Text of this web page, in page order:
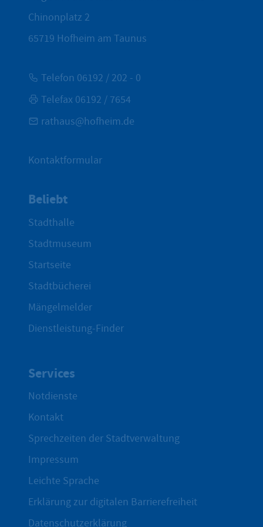
Chinonplatz 2
65719 Hofheim am Taunus
Telefon 06192 / 202 - 0
Telefax 06192 / 7654
rathaus@hofheim.de
Kontaktformular
Beliebt
Stadthalle
Stadtmuseum
Startseite
Stadtbücherei
Mängelmelder
Dienstleistung-Finder
Services
Notdienste
Kontakt
Sprechzeiten der Stadtverwaltung
Impressum
Leichte Sprache
Erklärung zur digitalen Barrierefreiheit
Datenschutzerklärung